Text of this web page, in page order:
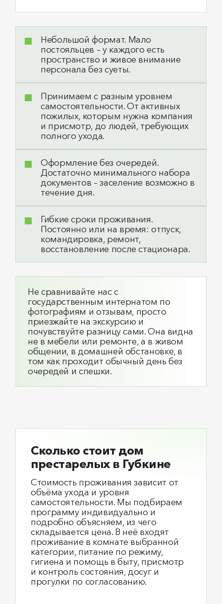
Небольшой формат. Мало
постояльцев – у каждого есть
пространство и живое внимание
персонала без суеты.
Принимаем с разным уровнем
самостоятельности. От активных
пожилых, которым нужна компания
и присмотр, до людей, требующих
полного ухода.
Оформление без очередей.
Достаточно минимального набора
документов – заселение возможно в
течение дня.
Гибкие сроки проживания.
Постоянно или на время: отпуск,
командировка, ремонт,
восстановление после стационара.
Не сравнивайте нас с
государственным интернатом по
фотографиям и отзывам, просто
приезжайте на экскурсию и
почувствуйте разницу сами. Она видна
не в мебели или ремонте, а в живом
общении, в домашней обстановке, в
том как проходит обычный день без
очередей и спешки.
Сколько стоит дом
престарелых в Губкине
Стоимость проживания зависит от
объёма ухода и уровня
самостоятельности. Мы подбираем
программу индивидуально и
подробно объясняем, из чего
складывается цена. В неё входят
проживание в комнате выбранной
категории, питание по режиму,
гигиена и помощь в быту, присмотр
и контроль состояния, досуг и
прогулки по согласованию.